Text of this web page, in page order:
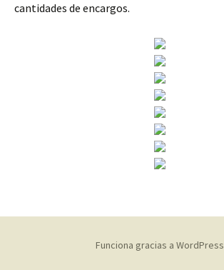
cantidades de encargos.
Funciona gracias a WordPress